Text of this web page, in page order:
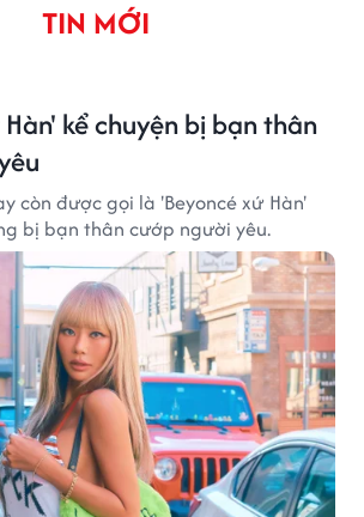
TIN MỚI
kể chuyện bị bạn thân
còn được gọi là 'Beyoncé xứ Hàn'
bị bạn thân cướp người yêu.